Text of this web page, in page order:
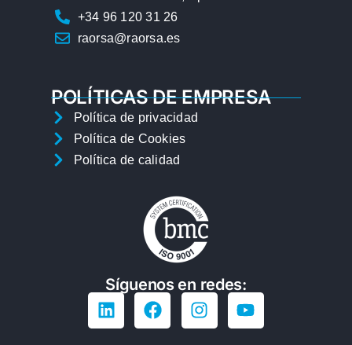
+34 96 120 31 26
raorsa@raorsa.es
POLÍTICAS DE EMPRESA
Política de privacidad
Política de Cookies
Política de calidad
Síguenos en redes: